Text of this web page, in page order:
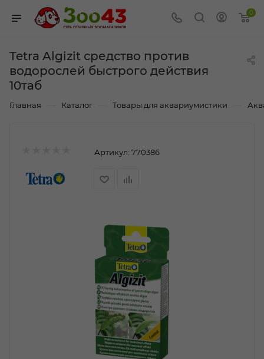
0
Tetra Algizit средство против
водорослей быстрого действия
10таб
Главная Каталог Товары для аквариумистики
Артикул: 770386